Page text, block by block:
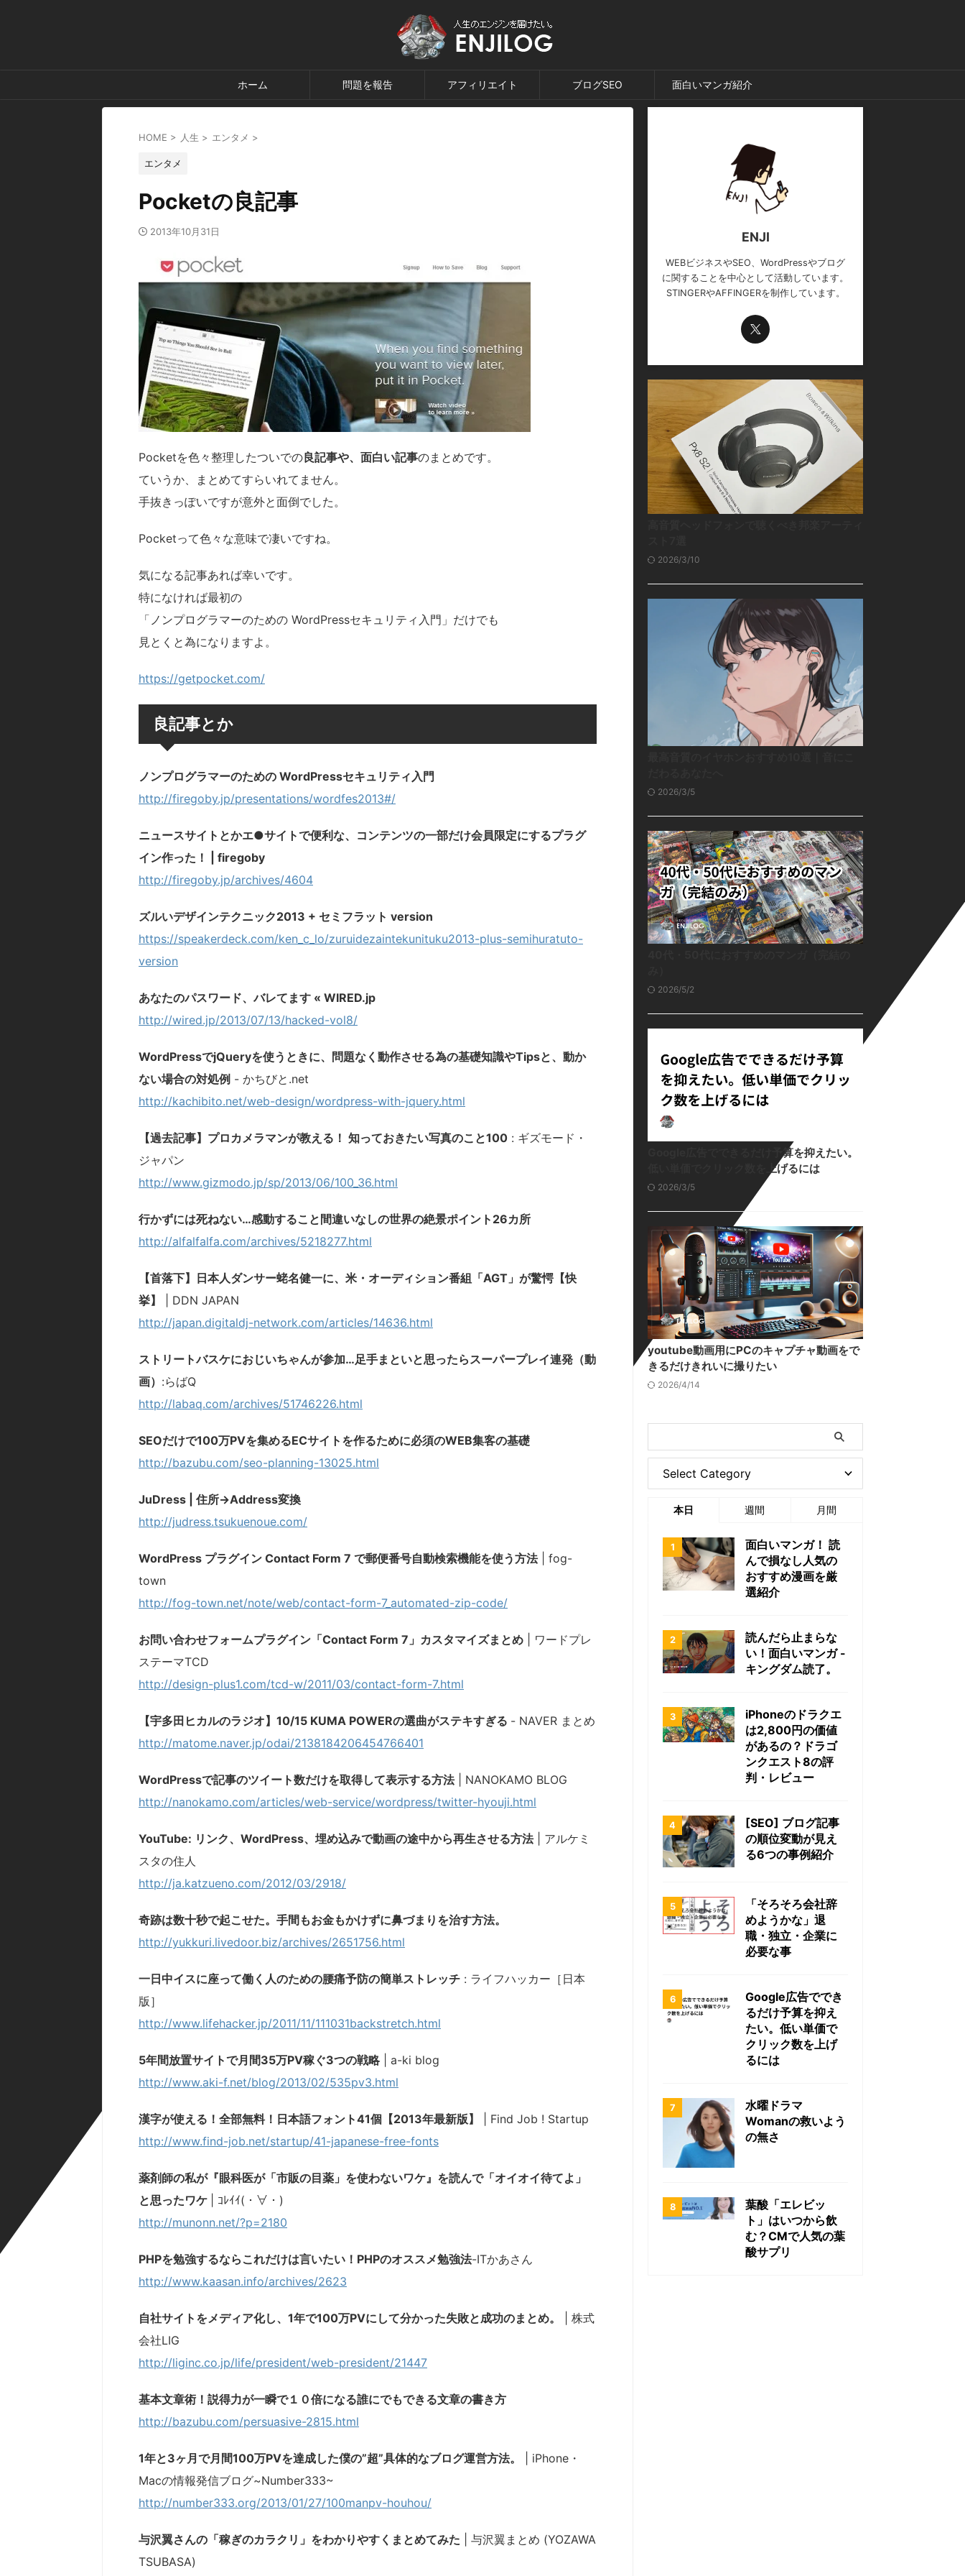
ホーム 問題を報告 アフィリエイト ブログSEO 面白いマンガ紹介
HOME > 人生 > エンタメ >
エンタメ
Pocketの良記事
2013年10月31日
Pocketを色々整理したついでの良記事や、面白い記事のまとめです。
ていうか、まとめてすらいれてません。
手抜きっぽいですが意外と面倒でした。
Pocketって色々な意味で凄いですね。
気になる記事あれば幸いです。
特になければ最初の
「ノンプログラマーのための WordPressセキュリティ入門」だけでも
見とくと為になりますよ。
https://getpocket.com/
良記事とか
ノンプログラマーのための WordPressセキュリティ入門
http://firegoby.jp/presentations/wordfes2013#/
ニュースサイトとかエ●サイトで便利な、コンテンツの一部だけ会員限定にするプラグ
イン作った！ | firegoby
http://firegoby.jp/archives/4604
ズルいデザインテクニック2013 + セミフラット version
https://speakerdeck.com/ken_c_lo/zuruidezaintekunituku2013-plus-semihuratuto-
version
あなたのパスワード、バレてます « WIRED.jp
http://wired.jp/2013/07/13/hacked-vol8/
WordPressでjQueryを使うときに、問題なく動作させる為の基礎知識やTipsと、動か
ない場合の対処例 - かちびと.net
http://kachibito.net/web-design/wordpress-with-jquery.html
【過去記事】 プロカメラマンが教える！ 知っておきたい写真のこと100 : ギズモード・
ジャパン
http://www.gizmodo.jp/sp/2013/06/100_36.html
行かずには死ねない…感動すること間違いなしの世界の絶景ポイント26カ所
http://alfalfalfa.com/archives/5218277.html
【首落下】日本人ダンサー蛯名健一に、米・オーディション番組「AGT」が驚愕【快
挙】
| DDN JAPAN
http://japan.digitaldj-network.com/articles/14636.html
ストリートバスケにおじいちゃんが参加…足手まといと思ったらスーパープレイ連発（動
画） :らばQ
http://labaq.com/archives/51746226.html
SEOだけで100万PVを集めるECサイトを作るために必須のWEB集客の基礎
http://bazubu.com/seo-planning-13025.html
JuDress | 住所→Address変換
http://judress.tsukuenoue.com/
WordPress プラグイン Contact Form 7 で郵便番号自動検索機能を使う方法| fog-
town
http://fog-town.net/note/web/contact-form-7_automated-zip-code/
お問い合わせフォームプラグイン「Contact Form 7」カスタマイズまとめ | ワードプレ
ステーマTCD
http://design-plus1.com/tcd-w/2011/03/contact-form-7.html
【宇多田ヒカルのラジオ】10/15 KUMA POWERの選曲がステキすぎる - NAVER まとめ
http://matome.naver.jp/odai/2138184206454766401
WordPressで記事のツイート数だけを取得して表示する方法| NANOKAMO BLOG
http://nanokamo.com/articles/web-service/wordpress/twitter-hyouji.html
YouTube: リンク、WordPress、埋め込みで動画の途中から再生させる方法| アルケミ
スタの住人
http://ja.katzueno.com/2012/03/2918/
奇跡は数十秒で起こせた。手間もお金もかけずに鼻づまりを治す方法。
http://yukkuri.livedoor.biz/archives/2651756.html
一日中イスに座って働く人のための腰痛予防の簡単ストレッチ : ライフハッカー［日本
版］
http://www.lifehacker.jp/2011/11/111031backstretch.html
5年間放置サイトで月間35万PV稼ぐ3つの戦略| a-ki blog
http://www.aki-f.net/blog/2013/02/535pv3.html
漢字が使える！全部無料！日本語フォント41個【2013年最新版】
| Find Job ! Startup
http://www.find-job.net/startup/41-japanese-free-fonts
薬剤師の私が『眼科医が「市販の目薬」を使わないワケ』を読んで「オイオイ待てよ」
と思ったワケ
| ｺﾚｲｲ(・∀・)
http://munonn.net/?p=2180
PHPを勉強するならこれだけは言いたい！PHPのオススメ勉強法-ITかあさん
http://www.kaasan.info/archives/2623
自社サイトをメディア化し、1年で100万PVにして分かった失敗と成功のまとめ。
| 株式
会社LIG
http://liginc.co.jp/life/president/web-president/21447
基本文章術！説得力が一瞬で１０倍になる誰にでもできる文章の書き方
http://bazubu.com/persuasive-2815.html
1年と3ヶ月で月間100万PVを達成した僕の”超”具体的なブログ運営方法。
| iPhone・
Macの情報発信ブログ~Number333~
http://number333.org/2013/01/27/100manpv-houhou/
与沢翼さんの「稼ぎのカラクリ」をわかりやすくまとめてみた | 与沢翼まとめ (YOZAWA
TSUBASA)
ENJI
WEBビジネスやSEO、WordPressやブログ
に関することを中心として活動しています。
STINGERやAFFINGERを制作しています。
2026/3/10
2026/3/5
2026/5/2
Google広告でできるだけ予算を抑えたい。
低い単価でクリック数を上げるには
2026/3/5
youtube動画用にPCのキャプチャ動画をで
きるだけきれいに撮りたい
2026/4/14
本日 週間 月間
面白いマンガ！ 読
んで損なし人気の
おすすめ漫画を厳
選紹介
読んだら止まらな
い！面白いマンガ -
キングダム読了。
iPhoneのドラクエ
は2,800円の価値
があるの？ドラゴ
ンクエスト8の評
判・レビュー
[SEO] ブログ記事
の順位変動が見え
る6つの事例紹介
「そろそろ会社辞
めようかな」退
職・独立・企業に
必要な事
Google広告ででき
るだけ予算を抑え
たい。低い単価で
クリック数を上げ
るには
水曜ドラマ
Womanの救いよう
の無さ
葉酸「エレビッ
ト」はいつから飲
む？CMで人気の葉
酸サプリ